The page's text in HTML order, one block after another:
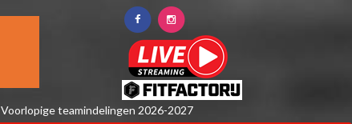
Voorlopige teamindelingen 2026-2027